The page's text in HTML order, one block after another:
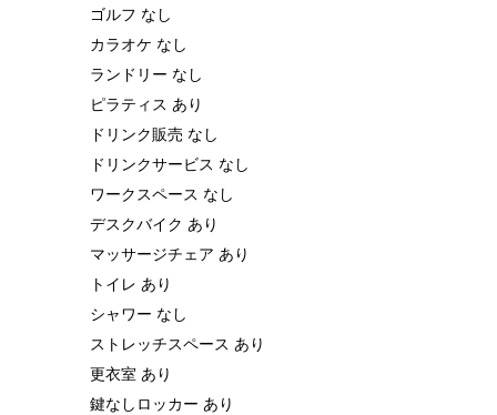
ゴルフ なし
カラオケ なし
ランドリー なし
ピラティス あり
ドリンク販売 なし
ドリンクサービス なし
ワークスペース なし
デスクバイク あり
マッサージチェア あり
トイレ あり
シャワー なし
ストレッチスペース あり
更衣室 あり
鍵なしロッカー あり